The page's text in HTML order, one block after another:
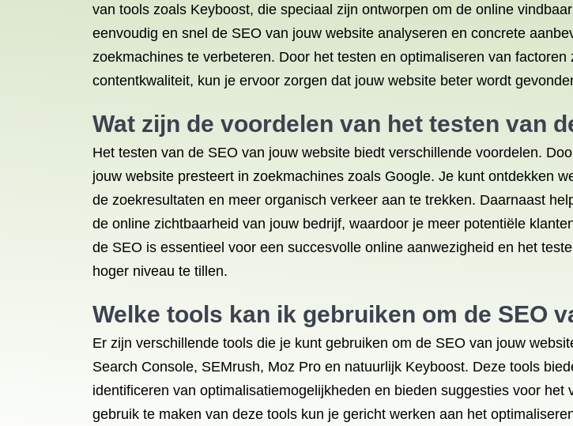
van tools zoals Keyboost, die speciaal zijn ontworpen om de online
eenvoudig en snel de SEO van jouw website analyseren en concrete
zoekmachines te verbeteren. Door het testen en optimaliseren van
contentkwaliteit, kun je ervoor zorgen dat jouw website beter wordt
Wat zijn de voordelen van het testen van
Het testen van de SEO van jouw website biedt verschillende voordelen.
jouw website presteert in zoekmachines zoals Google. Je kunt ontdekken
de zoekresultaten en meer organisch verkeer aan te trekken. Daarnaast
de online zichtbaarheid van jouw bedrijf, waardoor je meer potentiële
de SEO is essentieel voor een succesvolle online aanwezigheid en het
hoger niveau te tillen.
Welke tools kan ik gebruiken om de SEO
Er zijn verschillende tools die je kunt gebruiken om de SEO van jouw
Search Console, SEMrush, Moz Pro en natuurlijk Keyboost. Deze tools
identificeren van optimalisatiemogelijkheden en bieden suggesties voor
gebruik te maken van deze tools kun je gericht werken aan het